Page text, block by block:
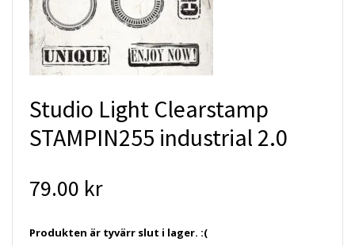
Studio Light Clearstamp
STAMPIN255 industrial 2.0
79.00 kr
Produkten är tyvärr slut i lager. :(